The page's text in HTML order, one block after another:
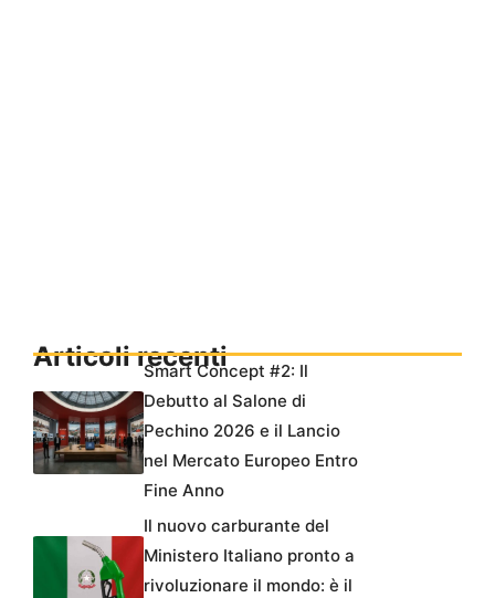
Articoli recentiSmart Concept #2: Il
Debutto al Salone di
Pechino 2026 e il Lancio
nel Mercato Europeo Entro
Fine Anno
Il nuovo carburante del
Ministero Italiano pronto a
rivoluzionare il mondo: è il